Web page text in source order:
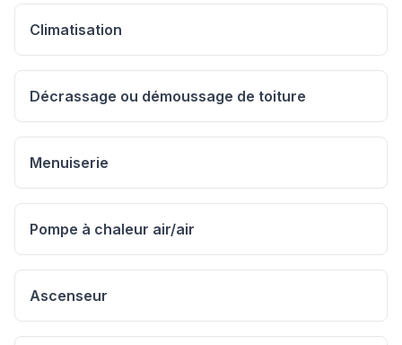
Climatisation
Décrassage ou démoussage de toiture
Menuiserie
Pompe à chaleur air/air
Ascenseur